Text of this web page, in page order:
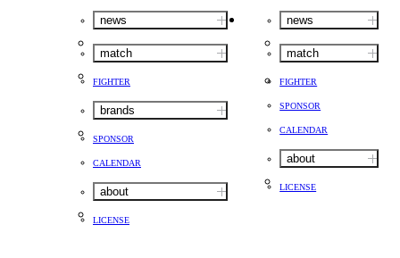
news
match
FIGHTER
brands
SPONSOR
CALENDAR
about
LICENSE
news
match
FIGHTER
SPONSOR
CALENDAR
about
LICENSE